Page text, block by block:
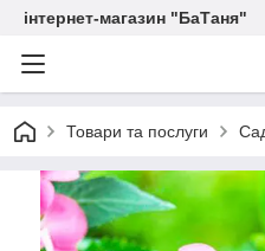
інтернет-магазин "БаТаня"
Товари та послуги